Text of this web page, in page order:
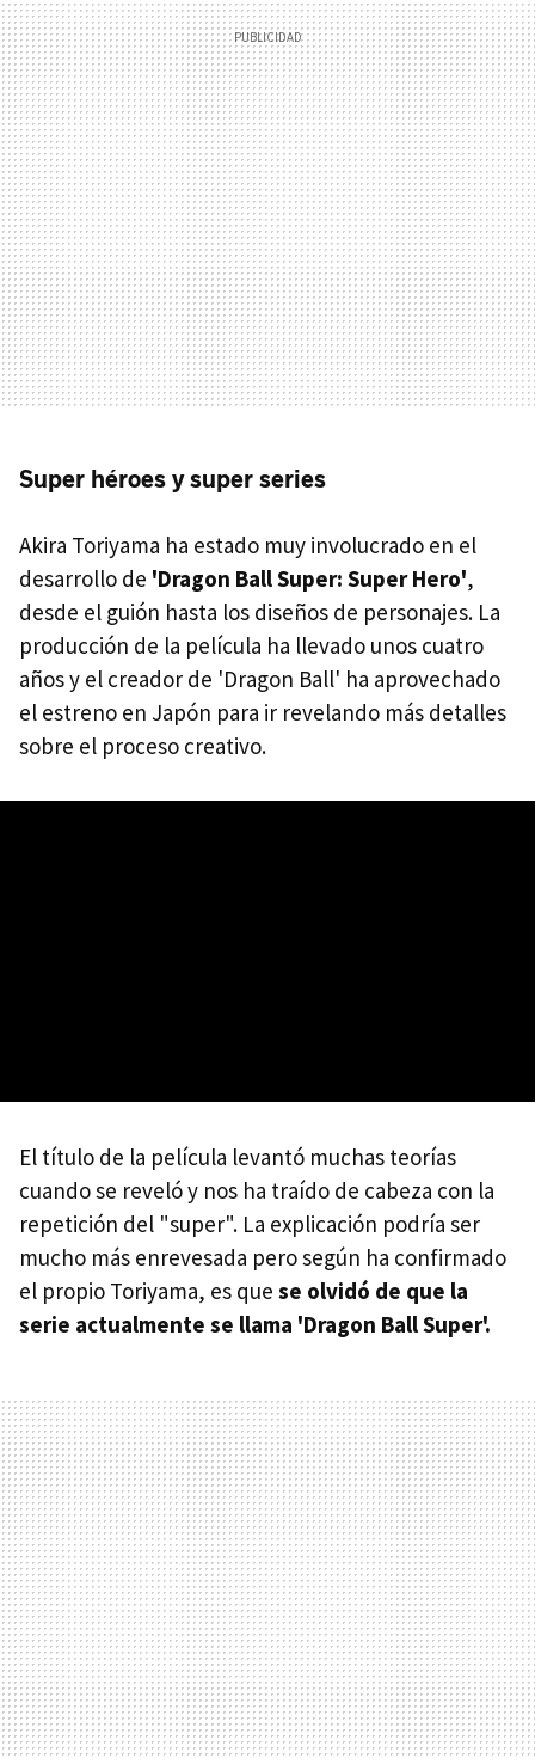
Super héroes y super series
Akira Toriyama ha estado muy involucrado en el
desarrollo de 'Dragon Ball Super: Super Hero',
desde el guión hasta los diseños de personajes. La
producción de la película ha llevado unos cuatro
años y el creador de 'Dragon Ball' ha aprovechado
el estreno en Japón para ir revelando más detalles
sobre el proceso creativo.
El título de la película levantó muchas teorías
cuando se reveló y nos ha traído de cabeza con la
repetición del "super". La explicación podría ser
mucho más enrevesada pero según ha confirmado
el propio Toriyama, es que se olvidó de que la
serie actualmente se llama 'Dragon Ball Super'.